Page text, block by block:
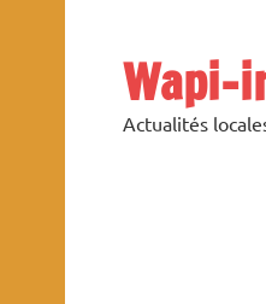
Wapi-
Actualités